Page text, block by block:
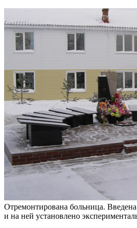
Отремонтирована больница. Введена
и на ней установлено